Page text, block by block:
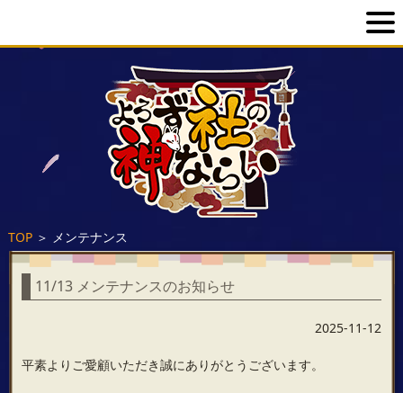
TOP＞ メンテナンス
11/13 メンテナンスのお知らせ
2025-11-12
平素よりご愛顧いただき誠にありがとうございます。